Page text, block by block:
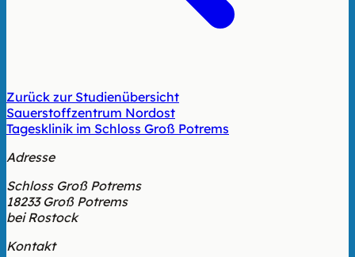
Zurück zur Studienübersicht
Sauerstoffzentrum Nordost
Tagesklinik im Schloss Groß Potrems
Adresse
Schloss Groß Potrems
18233 Groß Potrems
bei Rostock
Kontakt